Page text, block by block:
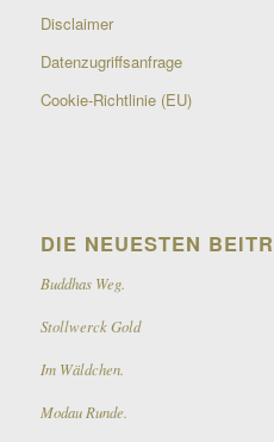
Disclaimer
Datenzugriffsanfrage
Cookie-Richtlinie (EU)
DIE NEUESTEN
Buddhas Weg.
Stollwerck Gold
Im Wäldchen.
Modau Runde.